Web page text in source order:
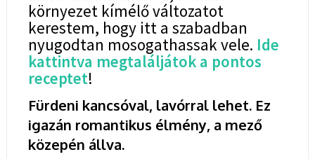
környezet kímélő változatot
kerestem, hogy itt a szabadban
nyugodtan mosogathassak vele. Ide
kattintva megtaláljátok a pontos
receptet!
Fürdeni kancsóval, lavórral lehet. Ez
igazán romantikus élmény, a mező
közepén állva.